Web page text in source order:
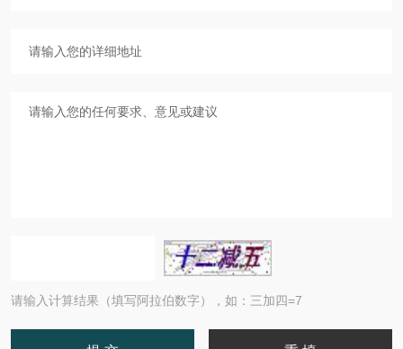
请输入计算结果（填写阿拉伯数字），如：三加四=7